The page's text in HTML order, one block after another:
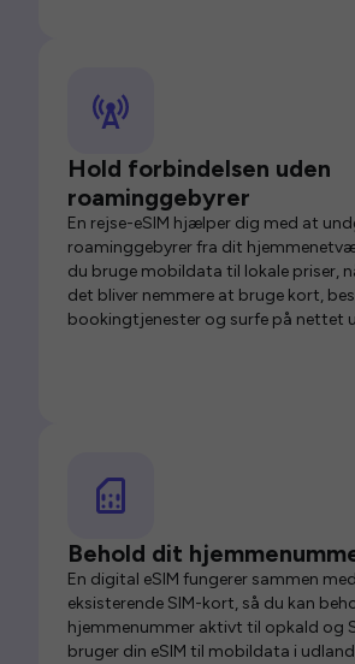
Hold forbindelsen uden
roaminggebyrer
En rejse-eSIM hjælper dig med at
roaminggebyrer fra dit
du bruge mobildata til lokale priser,
det bliver nemmere at bruge kort,
bookingtjenester og surfe på nettet
Behold dit
En digital eSIM fungerer sammen
eksisterende SIM-kort, så du kan
hjemmenummer aktivt til opkald og
bruger din eSIM til mobildata i